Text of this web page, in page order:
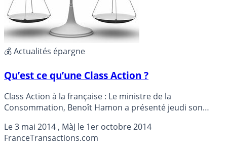
💰 Actualités épargne
Qu’est ce qu’une Class Action ?
Class Action à la française : Le ministre de la
Consommation, Benoît Hamon a présenté jeudi son
Le3 mai 2014, MàJ le 1er octobre 2014
FranceTransactions.com